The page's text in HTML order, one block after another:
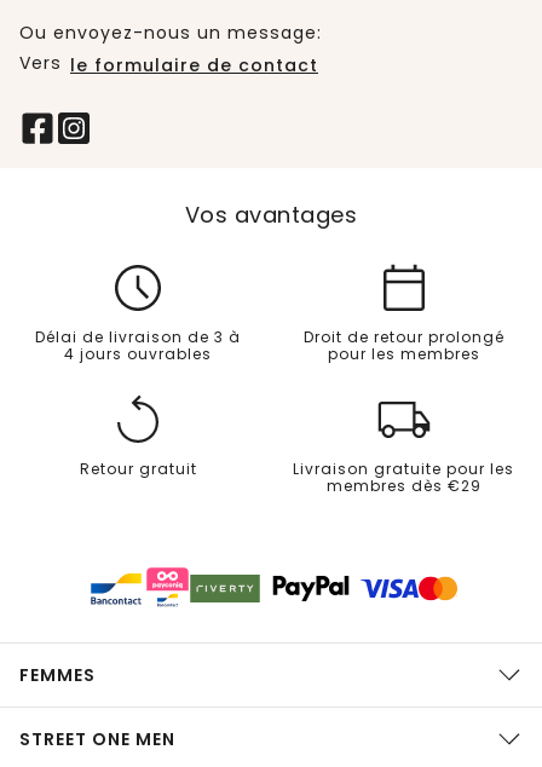
Ou envoyez-nous un message:
Vers le formulaire de contact
Vos avantages
Délai de livraison de 3 à
4 jours ouvrables
Droit de retour prolongé
pour les membres
Retour gratuit
Livraison gratuite pour les
membres dès €29
FEMMES
STREET ONE MEN